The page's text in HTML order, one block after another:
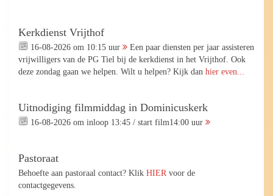
Kerkdienst Vrijthof
16-08-2026 om 10:15 uur
Een paar diensten per jaar assisteren
vrijwilligers van de PG Tiel bij de kerkdienst in het Vrijthof. Ook
deze zondag gaan we helpen. Wilt u helpen? Kijk dan hier even...
Uitnodiging filmmiddag in Dominicuskerk
16-08-2026 om inloop 13:45 / start film14:00 uur
Pastoraat
Behoefte aan pastoraal contact? Klik HIERvoor de
contactgegevens.